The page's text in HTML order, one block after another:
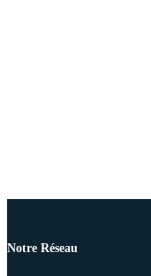
Notre Réseau